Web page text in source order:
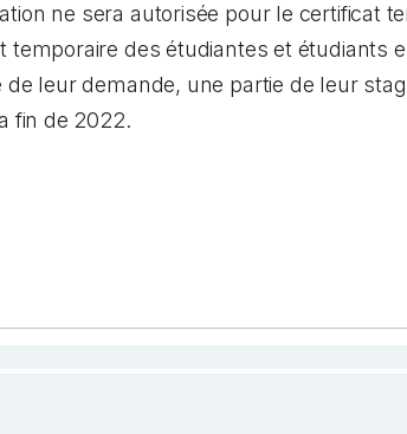
ne sera autorisée pour le certificat
temporaire des étudiantes et étudiants
leur demande, une partie de leur
fin de 2022.